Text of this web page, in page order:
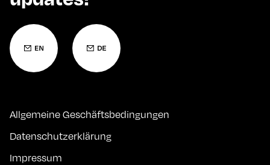
Allgemeine Geschäftsbedingungen
Datenschutzerklärung
Impressum